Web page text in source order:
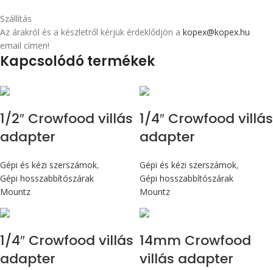
Szállítás
Az árakról és a készletről kérjük érdeklődjön a kopex@kopex.hu
email címen!
Kapcsolódó termékek
1/2″ Crowfood villás
adapter
Gépi és kézi szerszámok,
Gépi hosszabbítószárak
Mountz
1/4″ Crowfood villás
adapter
Gépi és kézi szerszámok,
Gépi hosszabbítószárak
Mountz
1/4″ Crowfood villás
adapter
14mm Crowfood
villás adapter